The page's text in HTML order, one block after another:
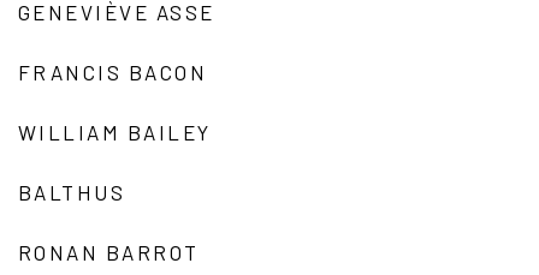
GENEVIÈVE ASSE
FRANCIS BACON
WILLIAM BAILEY
BALTHUS
RONAN BARROT